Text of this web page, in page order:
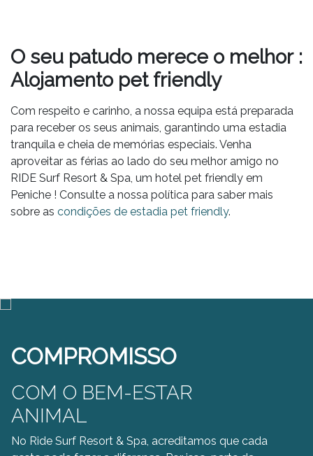
O seu patudo merece o melhor :
Alojamento pet friendly
Com respeito e carinho, a nossa equipa está preparada
para receber os seus animais, garantindo uma estadia
tranquila e cheia de memórias especiais. Venha
aproveitar as férias ao lado do seu melhor amigo no
RIDE Surf Resort & Spa, um hotel pet friendly em
Peniche ! Consulte a nossa política para saber mais
sobre as condições de estadia pet friendly.
COMPROMISSO
COM O BEM-ESTAR
ANIMAL
No Ride Surf Resort & Spa, acreditamos que cada